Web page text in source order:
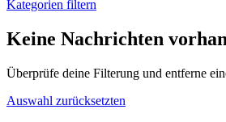
Kategorien filtern
Keine Nachrichten
Überprüfe deine Filterung und entferne
Auswahl zurücksetzten